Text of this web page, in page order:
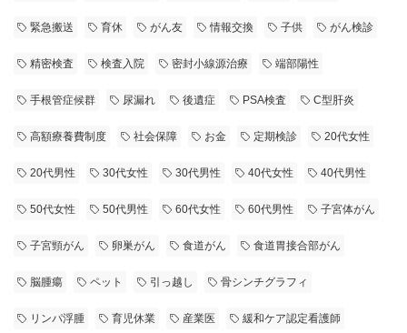
緊急搬送 育休 がん友 情報交換 子供 がん検診
精密検査 検査入院 密封小線源治療 端部陽性
手根管症候群 尿漏れ 後遺症 PSA検査 C型肝炎
高額療養費制度 社会保障 お金 定期検診 20代女性
20代男性 30代女性 30代男性 40代女性 40代男性
50代女性 50代男性 60代女性 60代男性 子宮体がん
子宮頸がん 卵巣がん 食道がん 食道胃接合部がん
脳腫瘍 ペット 引っ越し 骨シンチグラフィ
リンパ浮腫 育児休業 産業医 緩和ケア認定看護師